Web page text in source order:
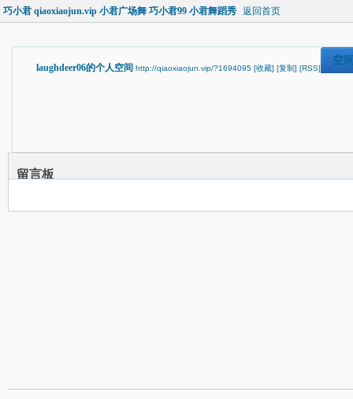
巧小君 qiaoxiaojun.vip 小君广场舞 巧小君99 小君舞蹈秀 返回首页
laughdeer06的个人空间 http://qiaoxiaojun.vip/?1694095 [收藏] [复制] [RSS]
空
留言板